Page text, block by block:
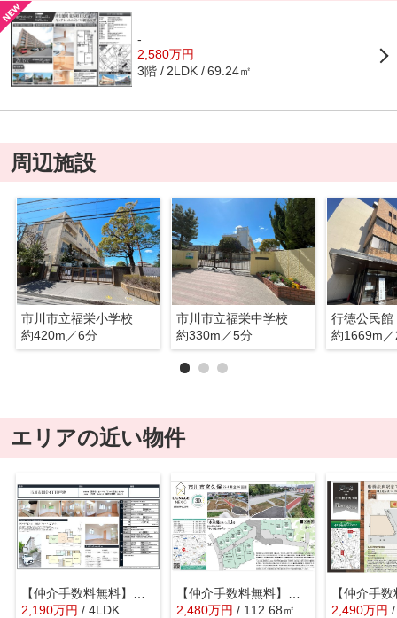
-
2,580万円
3階 2LDK 69.24㎡
周辺施設
市川市立福栄小学校
約420m／6分
市川市立福栄中学校
約330m／5分
行徳公民館
約1669m
エリアの近い物件
【仲介手数料無料】市川市国分 中古戸建て
2,190万円 / 4LDK
【仲介手数料無料】市川市宮久保 建築条件なし売地
2,480万円 / 112.68㎡ 2,490万円